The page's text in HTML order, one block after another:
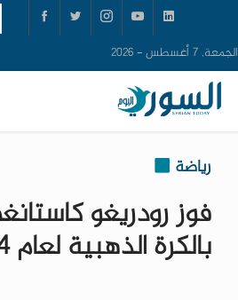
الجمعة, 7 أغسطس - 2026
رياضة
فوز رودريغو
بالكرة الذهبية لعام 2024